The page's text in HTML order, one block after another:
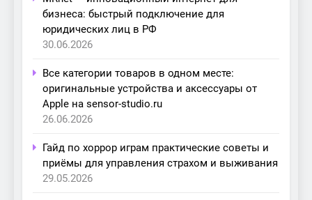
бизнеса: быстрый подключение для
юридических лиц в РФ
30.06.2026
Все категории товаров в одном месте:
оригинальные устройства и аксессуары от
Apple на sensor-studio.ru
26.06.2026
Гайд по хоррор играм практические советы и
приёмы для управления страхом и выживания
29.05.2026